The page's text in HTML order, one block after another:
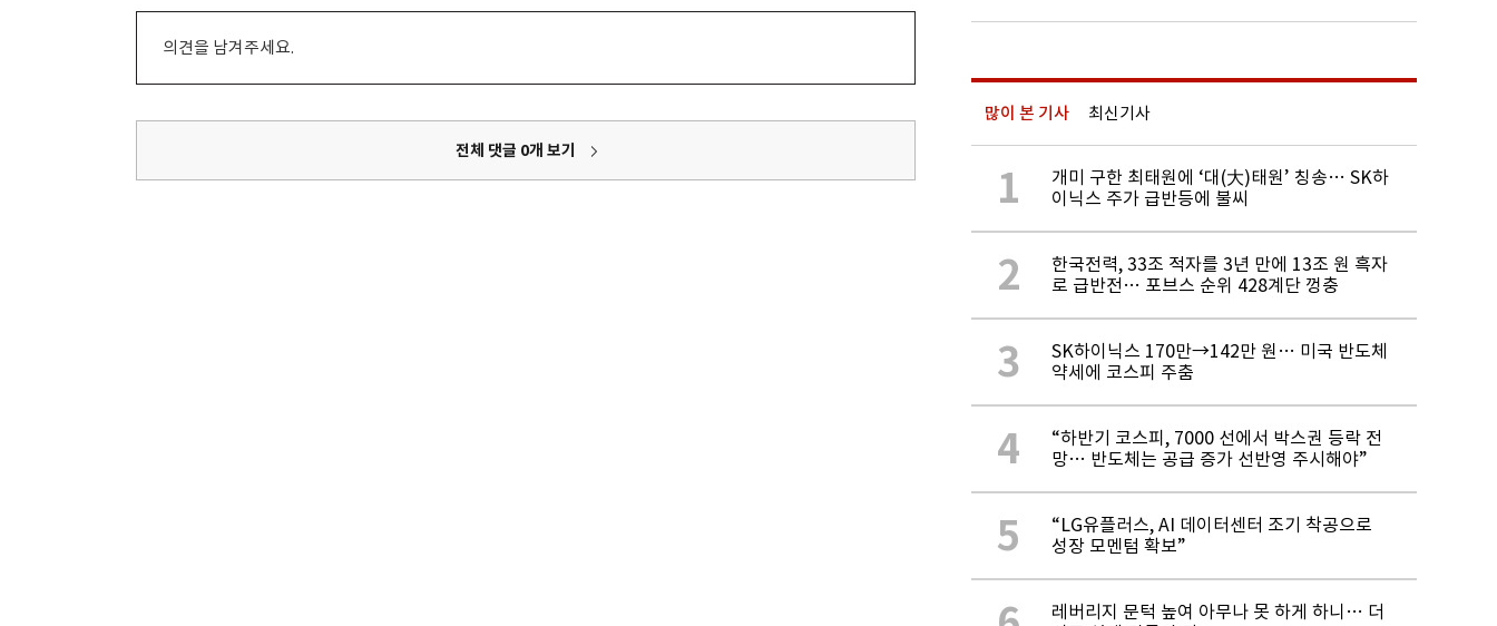
의견을 남겨주세요.
전체 댓글 0개 보기
많이 본 기사 최신기사
1
개미 구한 최태원에 ‘대(大)태원’ 칭송… SK하
이닉스 주가 급반등에 불씨
2
한국전력, 33조 적자를 3년 만에 13조 원 흑자
로 급반전… 포브스 순위 428계단 껑충
3
SK하이닉스 170만→142만 원… 미국 반도체
약세에 코스피 주춤
4
“하반기 코스피, 7000 선에서 박스권 등락 전
망… 반도체는 공급 증가 선반영 주시해야”
5
“LG유플러스, AI 데이터센터 조기 착공으로
성장 모멘텀 확보”
레버리지 문턱 높여 아무나 못 하게 하니… 더